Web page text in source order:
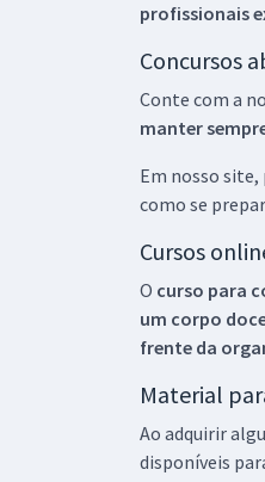
profissionais
Concursos
Conte com a
manter
Em nosso
como se
Cursos
O curso para
um corpo
frente da
Material
Ao adquirir
disponíveis